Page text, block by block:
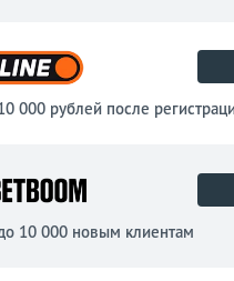
000 рублей после
10 000 новым клиентам